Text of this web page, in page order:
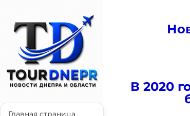
В 2020
Главная страница